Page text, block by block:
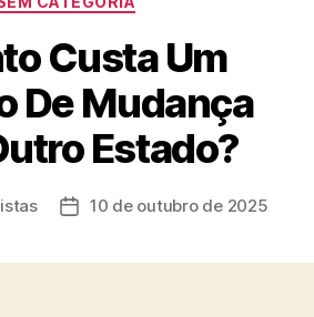
Custa Um
De Mudança
Estado?
Data10 de outubro de 2025